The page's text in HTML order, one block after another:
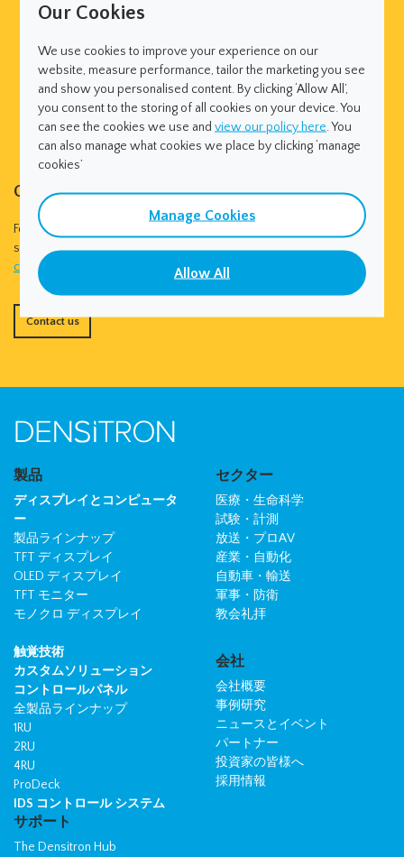
Contact us
For more information about Densitron or any of our products and
services please contact one of our regional offices or
contact@densitron.com
Contact us
製品
ディスプレイとコンピュータ
ー
製品ラインナップ
TFT ディスプレイ
OLED ディスプレイ
TFT モニター
モノクロ ディスプレイ
触覚技術
カスタムソリューション
コントロールパネル
全製品ラインナップ
1RU
2RU
4RU
ProDeck
IDS コントロール システム
セクター
医療・生命科学
試験・計測
放送・プロAV
産業・自動化
自動車・輸送
軍事・防衛
教会礼拝
会社
会社概要
事例研究
ニュースとイベント
パートナー
投資家の皆様へ
採用情報
サポート
The Densitron Hub
Our Cookies
We use cookies to improve your experience on our
website, measure performance, tailor the marketing you see
and show you personalised content. By clicking ‘Allow All’,
you consent to the storing of all cookies on your device. You
can see the cookies we use and view our policy here . You
can also manage what cookies we place by clicking ‘manage
cookies’
Manage Cookies
Allow All